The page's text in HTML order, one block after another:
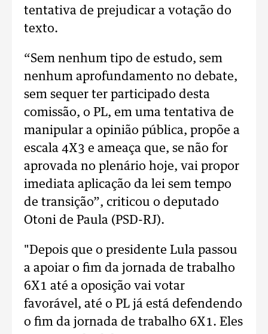
tentativa de prejudicar a votação do
texto.
“Sem nenhum tipo de estudo, sem
nenhum aprofundamento no debate,
sem sequer ter participado desta
comissão, o PL, em uma tentativa de
manipular a opinião pública, propõe a
escala 4X3 e ameaça que, se não for
aprovada no plenário hoje, vai propor
imediata aplicação da lei sem tempo
de transição”, criticou o deputado
Otoni de Paula (PSD-RJ).
"Depois que o presidente Lula passou
a apoiar o fim da jornada de trabalho
6X1 até a oposição vai votar
favorável, até o PL já está defendendo
o fim da jornada de trabalho 6X1. Eles